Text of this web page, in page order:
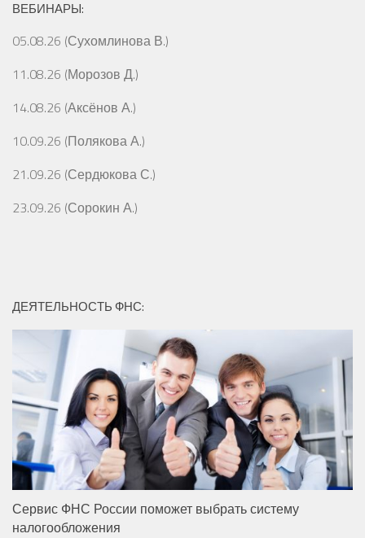
ВЕБИНАРЫ:
05.08.26 (Сухомлинова В.)
11.08.26 (Морозов Д.)
14.08.26 (Аксёнов А.)
10.09.26 (Полякова А.)
21.09.26 (Сердюкова С.)
23.09.26 (Сорокин А.)
ДЕЯТЕЛЬНОСТЬ ФНС:
Сервис ФНС России поможет выбрать систему
налогообложения